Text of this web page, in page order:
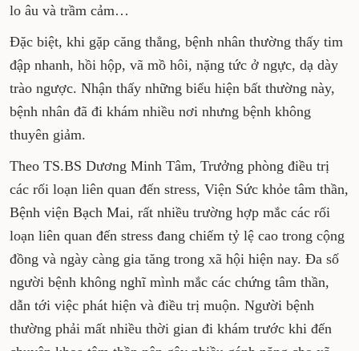
lo âu và trầm cảm…
Đặc biệt, khi gặp căng thẳng, bệnh nhân thường thấy tim
đập nhanh, hồi hộp, vã mồ hôi, nặng tức ở ngực, dạ dày
trào ngược. Nhận thấy những biểu hiện bất thường này,
bệnh nhân đã đi khám nhiều nơi nhưng bệnh không
thuyên giảm.
Theo TS.BS Dương Minh Tâm, Trưởng phòng điều trị
các rối loạn liên quan đến stress, Viện Sức khỏe tâm thần,
Bệnh viện Bạch Mai, rất nhiều trường hợp mắc các rối
loạn liên quan đến stress đang chiếm tỷ lệ cao trong cộng
đồng và ngày càng gia tăng trong xã hội hiện nay. Đa số
người bệnh không nghĩ mình mắc các chứng tâm thần,
dẫn tới việc phát hiện và điều trị muộn. Người bệnh
thường phải mất nhiều thời gian đi khám trước khi đến